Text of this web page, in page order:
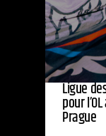
Ligue
pour
Prague